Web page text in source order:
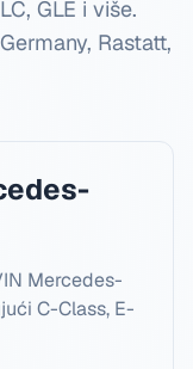
GLE i više.
Rastatt,
Mercedes-
C-Class, E-